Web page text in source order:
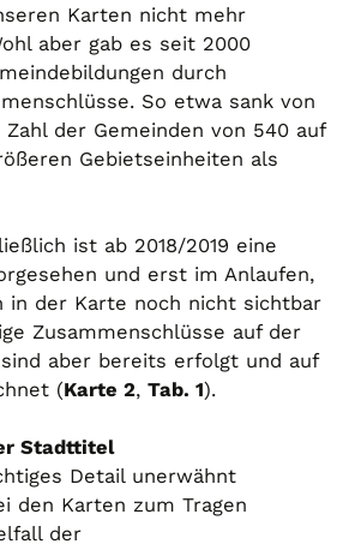
Karten nicht mehr
aber gab es seit 2000
durch
So etwa sank von
Zahl der Gemeinden von 540 auf
Gebietseinheiten als
ist ab 2018/2019 eine
und erst im Anlaufen,
in der Karte noch nicht sichtbar
Zusammenschlüsse auf der
aber bereits erfolgt und auf
(Karte 2, Tab. 1).
Stadttitel
Detail unerwähnt
den Karten zum Tragen
der